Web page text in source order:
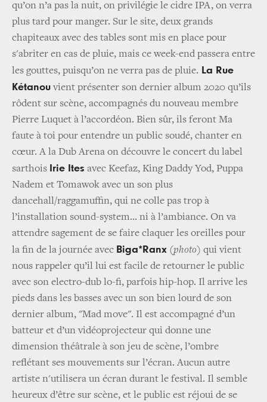
qu’on n’a pas la nuit, on privilégie le cidre IPA, on verra
plus tard pour manger. Sur le site, deux grands
chapiteaux avec des tables sont mis en place pour
s'abriter en cas de pluie, mais ce week-end passera entre
les gouttes, puisqu’on ne verra pas de pluie. La Rue
Kétanouvient présenter son dernier album 2020 qu’ils
rôdent sur scène, accompagnés du nouveau membre
Pierre Luquet à l’accordéon. Bien sûr, ils feront Ma
faute à toi pour entendre un public soudé, chanter en
cœur. A la Dub Arena on découvre le concert du label
sarthois Irie Ites avec Keefaz, King Daddy Yod, Puppa
Nadem et Tomawok avec un son plus
dancehall/raggamuffin, qui ne colle pas trop à
l’installation sound-system... ni à l’ambiance. On va
attendre sagement de se faire claquer les oreilles pour
la fin de la journée avec Biga*Ranx (photo) qui vient
nous rappeler qu’il lui est facile de retourner le public
avec son electro-dub lo-fi, parfois hip-hop. Il arrive les
pieds dans les basses avec un son bien lourd de son
dernier album, "Mad move". Il est accompagné d’un
batteur et d’un vidéoprojecteur qui donne une
dimension théâtrale à son jeu de scène, l’ombre
reflétant ses mouvements sur l’écran. Aucun autre
artiste n'utilisera un écran durant le festival. Il semble
heureux d’être sur scène, et le public est réjoui de se